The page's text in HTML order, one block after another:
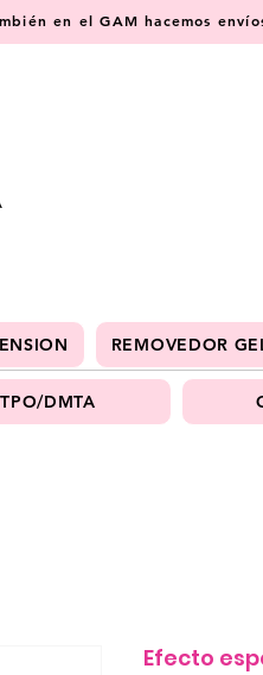
en el GAM hacemos
REMOVEDOR
DMTA
Efecto